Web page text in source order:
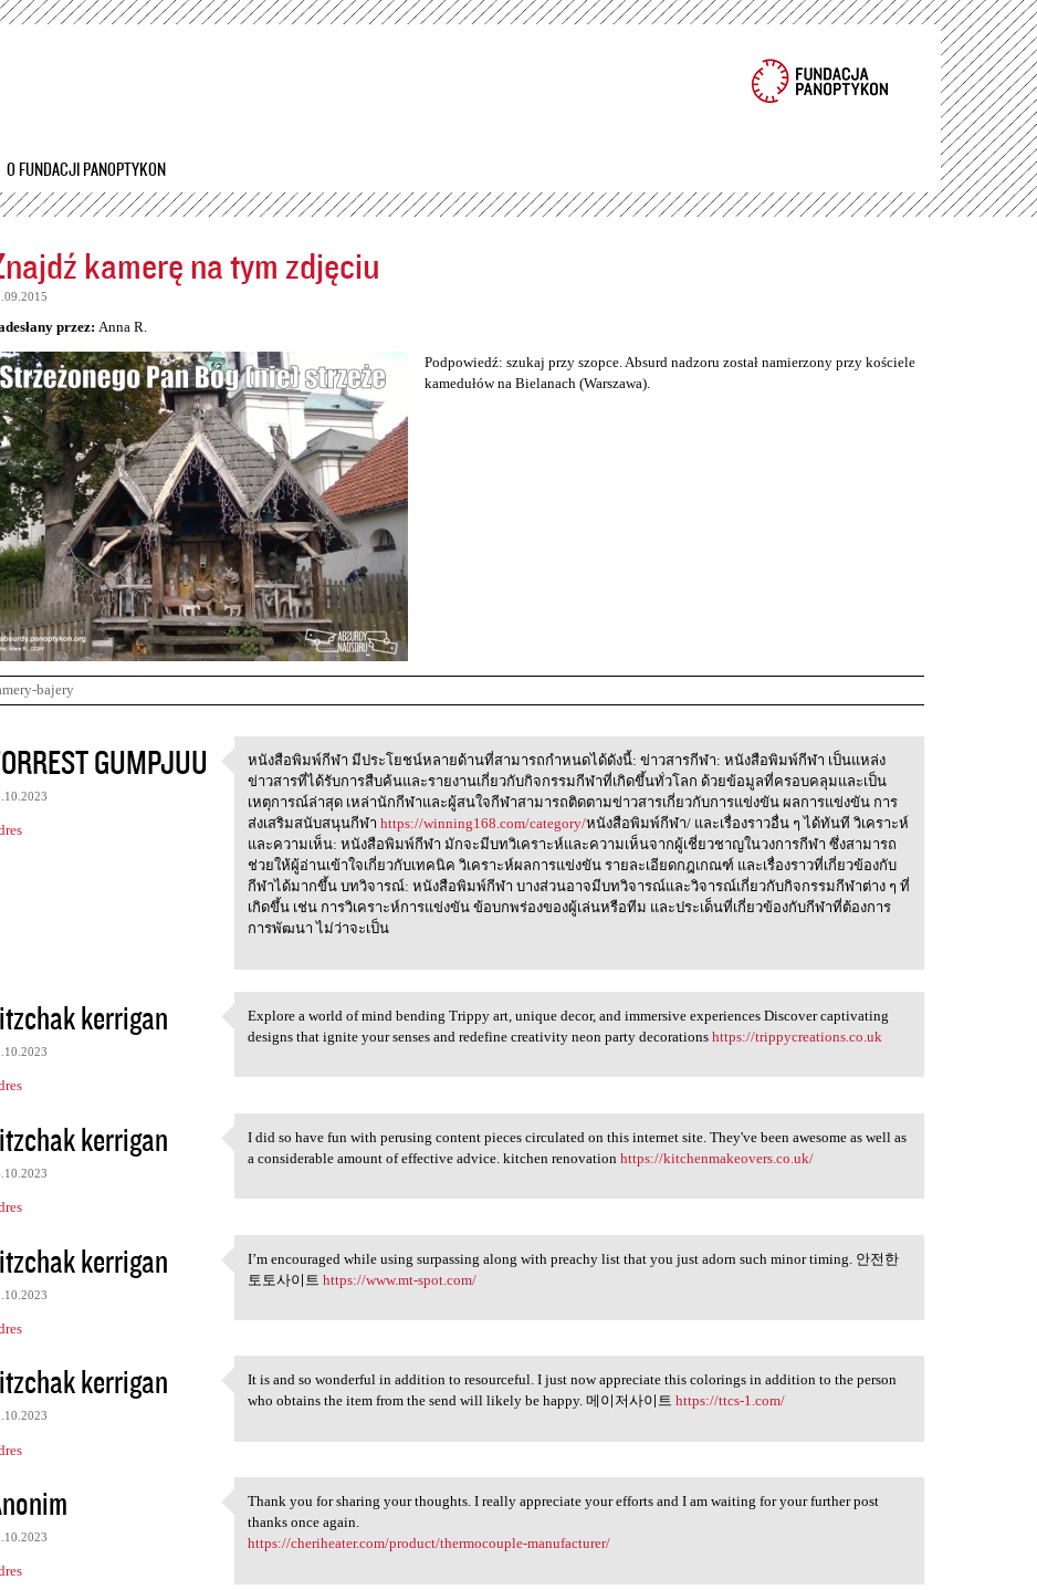
Przejdź
O FUNDACJI PANOPTYKON
kamerę na tym zdjęciu
przez: Anna R.
Podpowiedź: szukaj przy szopce. Absurd nadzoru został namierzony przy kościele
kamedułów na Bielanach (Warszawa).
bajery
GUMPJUU หนังสือพิมพ์กีฬา
หนังสือพิมพ์กีฬา มีประโยชน์หลายด้านที่สามารถกำหนดได้ดังนี้: ข่าวสารกีฬา: หนังสือพิมพ์กีฬา เป็นแหล่ง
ข่าวสารที่ได้รับการสืบค้นและรายงานเกี่ยวกับกิจกรรมกีฬาที่เกิดขึ้นทั่วโลก ด้วยข้อมูลที่ครอบคลุมและเป็น
เหตุการณ์ล่าสุด เหล่านักกีฬาและผู้สนใจกีฬาสามารถติดตามข่าวสารเกี่ยวกับการแข่งขัน ผลการแข่งขัน การ
ส่งเสริมสนับสนุนกีฬาhttps://winning168.com/category/หนังสือพิมพ์กีฬา/ และเรื่องราวอื่น ๆ ได้ทันที วิเคราะห์
และความเห็น: หนังสือพิมพ์กีฬา มักจะมีบทวิเคราะห์และความเห็นจากผู้เชี่ยวชาญในวงการกีฬา ซึ่งสามารถ
ช่วยให้ผู้อ่านเข้าใจเกี่ยวกับเทคนิค วิเคราะห์ผลการแข่งขัน รายละเอียดกฎเกณฑ์ และเรื่องราวที่เกี่ยวข้องกับ
กีฬาได้มากขึ้น บทวิจารณ์: หนังสือพิมพ์กีฬา บางส่วนอาจมีบทวิจารณ์และวิจารณ์เกี่ยวกับกิจกรรมกีฬาต่าง ๆ ที่
เกิดขึ้น เช่น การวิเคราะห์การแข่งขัน ข้อบกพร่องของผู้เล่นหรือทีม และประเด็นที่เกี่ยวข้องกับกีฬาที่ต้องการ
การพัฒนา ไม่ว่าจะเป็น
kerrigan Explore a world of mind
Explore a world of mind bending Trippy art, unique decor, and immersive experiences Discover captivating
designs that ignite your senses and redefine creativity neon party decorationshttps://trippycreations.co.uk
kerrigan I did so have fun with
I did so have fun with perusing content pieces circulated on this internet site. They've been awesome as well as
a considerable amount of effective advice. kitchen renovationhttps://kitchenmakeovers.co.uk/
kerrigan I’m encouraged while using
I’m encouraged while using surpassing along with preachy list that you just adorn such minor timing. 안전한
토토사이트https://www.mt-spot.com/
kerrigan It is and so wonderful in
It is and so wonderful in addition to resourceful. I just now appreciate this colorings in addition to the person
who obtains the item from the send will likely be happy. 메이저사이트https://ttcs-1.com/
Thank you for sharing your
Thank you for sharing your thoughts. I really appreciate your efforts and I am waiting for your further post
thanks once again.
https://cheriheater.com/product/thermocouple-manufacturer/